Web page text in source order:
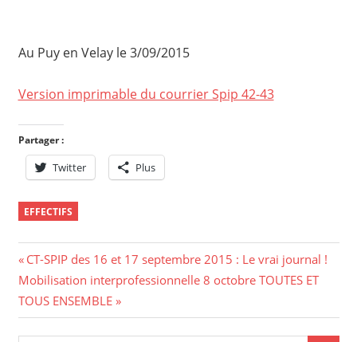
Au Puy en Velay le 3/09/2015
Version imprimable du courrier Spip 42-43
Partager :
Twitter Plus
EFFECTIFS
Navigation
de
l’article
Previous
Post:
CT-SPIP des 16 et 17 septembre 2015 : Le vrai journal !
Next
Post:
Mobilisation interprofessionnelle 8 octobre TOUTES ET
TOUS ENSEMBLE